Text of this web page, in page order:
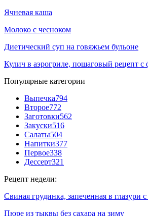
Ячневая каша
Молоко с чесноком
Диетический суп на говяжьем бульоне
Кулич в аэрогриле, пошаговый рецепт с
Популярные категории
Выпечка794
Второе772
Заготовки562
Закуски516
Салаты504
Напитки377
Первое338
Дессерт321
Рецепт недели:
Свиная грудинка, запеченная в
Пюре из тыквы без сахара на зиму